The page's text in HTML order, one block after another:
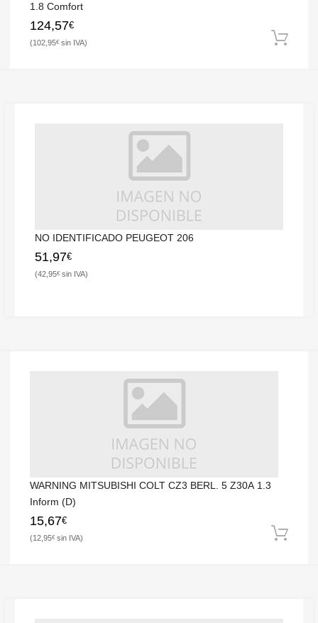
1.8 Comfort
124,57€
102,95€
NO IDENTIFICADO PEUGEOT 206
51,97€
42,95€
WARNING MITSUBISHI COLT CZ3 BERL. 5 Z30A 1.3
Inform (D)
15,67€
12,95€